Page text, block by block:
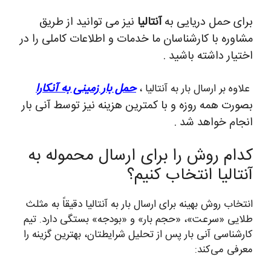
برای حمل دریایی بهآنتالیا نیز می توانید از طریق
مشاوره با کارشناسان ما خدمات و اطلاعات کاملی را در
اختیار داشته باشید .
علاوه بر ارسال بار به آنتالیا ،حمل بار زمینی به آنکارا
بصورت همه روزه و با کمترین هزینه نیز توسط آنی بار
انجام خواهد شد .
کدام روش را برای ارسال محموله به
آنتالیا انتخاب کنیم؟
انتخاب روش بهینه برای ارسال بار به آنتالیا دقیقاً به مثلث
طلایی «سرعت»، «حجم بار» و «بودجه» بستگی دارد. تیم
کارشناسی آنی بار پس از تحلیل شرایطتان، بهترین گزینه را
معرفی می‌کند: